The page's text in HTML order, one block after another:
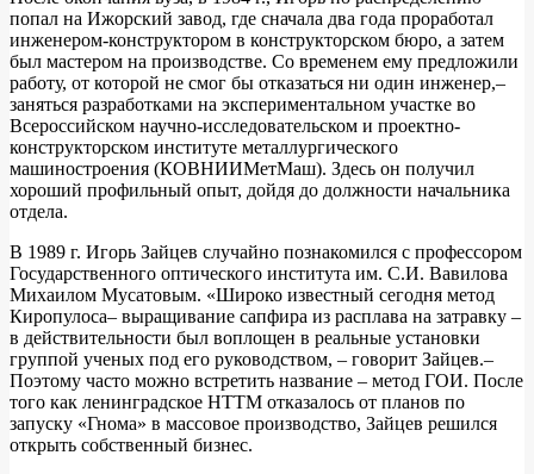
попал на Ижорский завод, где сначала два года проработал
инженером-конструктором в конструкторском бюро, а затем
был мастером на производстве. Со временем ему предложили
работу, от которой не смог бы отказаться ни один инженер,–
заняться разработками на экспериментальном участке во
Всероссийском научно-исследовательском и проектно-
конструкторском институте металлургического
машиностроения (КОВНИИМетМаш). Здесь он получил
хороший профильный опыт, дойдя до должности начальника
отдела.
В 1989 г. Игорь Зайцев случайно познакомился с профессором
Государственного оптического института им. С.И. Вавилова
Михаилом Мусатовым. «Широко известный сегодня метод
Киропулоса– выращивание сапфира из расплава на затравку –
в действительности был воплощен в реальные установки
группой ученых под его руководством, – говорит Зайцев.–
Поэтому часто можно встретить название – метод ГОИ. После
того как ленинградское НТТМ отказалось от планов по
запуску «Гнома» в массовое производство, Зайцев решился
открыть собственный бизнес.